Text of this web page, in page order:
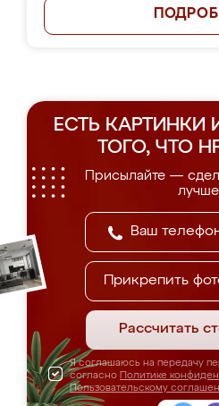
ЕСТЬ КАРТИНКИ
ТОГО, ЧТО
Присылайте —
Прикрепить
Рассчитать
Я соглашаюсь на передачу
согласно Политике
Пользовательскому